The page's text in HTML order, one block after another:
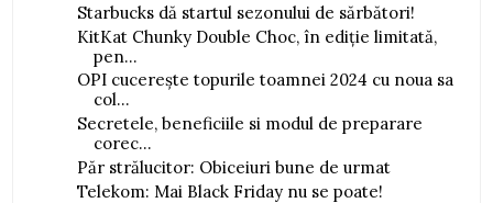
Starbucks dă startul sezonului de sărbători!
KitKat Chunky Double Choc, în ediție limitată,
pen...
OPI cucerește topurile toamnei 2024 cu noua sa
col...
Secretele, beneficiile si modul de preparare
corec...
Păr strălucitor: Obiceiuri bune de urmat
Telekom: Mai Black Friday nu se poate!